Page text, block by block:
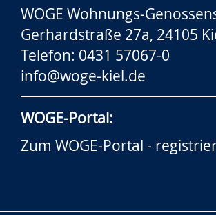
WOGE Wohnungs-
Gerhardstraße 27a, 24105
Telefon: 0431 57067-0
info@woge-kiel.de
WOGE-Portal:
Zum WOGE-Portal -